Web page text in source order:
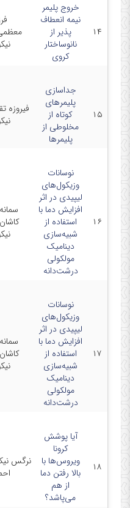
۱۴
خروج پلیمر
نیمه انعطاف
پذیر از
نانوساختار
کروی
۱۵
جداسازی
پلیمرهای
کوتاه از
مخلوطی از
پلیمرها
فیروزه
۱۶
نوسانات
وزیکول‌های
لیپیدی در اثر
افزایش دما با
استفاده از
شبیه‌سازی
دینامیک
مولکولی
درشت‌دانه
۱۷
نوسانات
وزیکول‌های
لیپیدی در اثر
افزایش دما با
استفاده از
شبیه‌سازی
دینامیک
مولکولی
درشت‌دانه
۱۸
آیا پوشش
کرونا
ویروس‌ها با
بالا رفتن دما
از هم
می‌پاشد؟
نرگس